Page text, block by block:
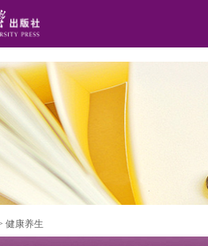
健康养生